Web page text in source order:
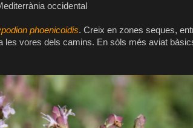
occidental
phoenicoidis. Creix en zones seques,
les vores dels camins. En sòls més aviat